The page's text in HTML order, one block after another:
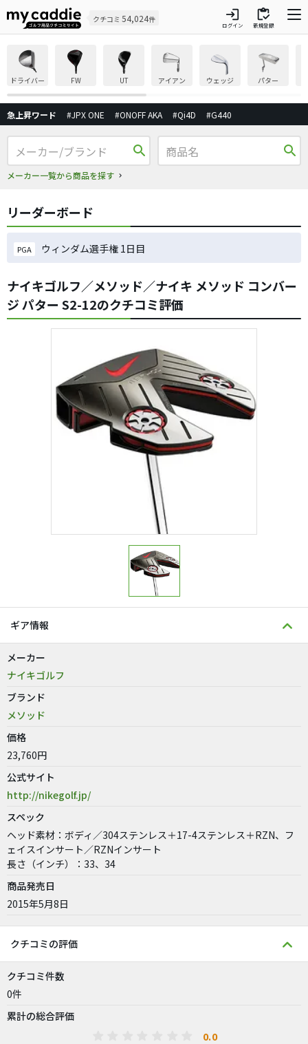
クチコミ 54,024件 login
ログイン
inventory
新規登録
ドライバー FW UT アイアン ウェッジ パター
急上昇ワード #JPX ONE #ONOFF AKA #Qi4D #G440
search
メーカー一覧から商品を探す
search
リーダーボード
PGA ウィンダム選手権 1日目
ナイキゴルフ／メソッド／ナイキ メソッド コンバー
ジ パター S2-12のクチコミ評価
ギア情報
メーカー
ナイキゴルフ
ブランド
メソッド
価格
23,760円
公式サイト
http://nikegolf.jp/
スペック
ヘッド素材：ボディ／304ステンレス＋17-4ステンレス＋RZN、フ
ェイスインサート／RZNインサート
長さ（インチ）：33、34
商品発売日
2015年5月8日
クチコミの評価
クチコミ件数
0件
累計の総合評価
0.0